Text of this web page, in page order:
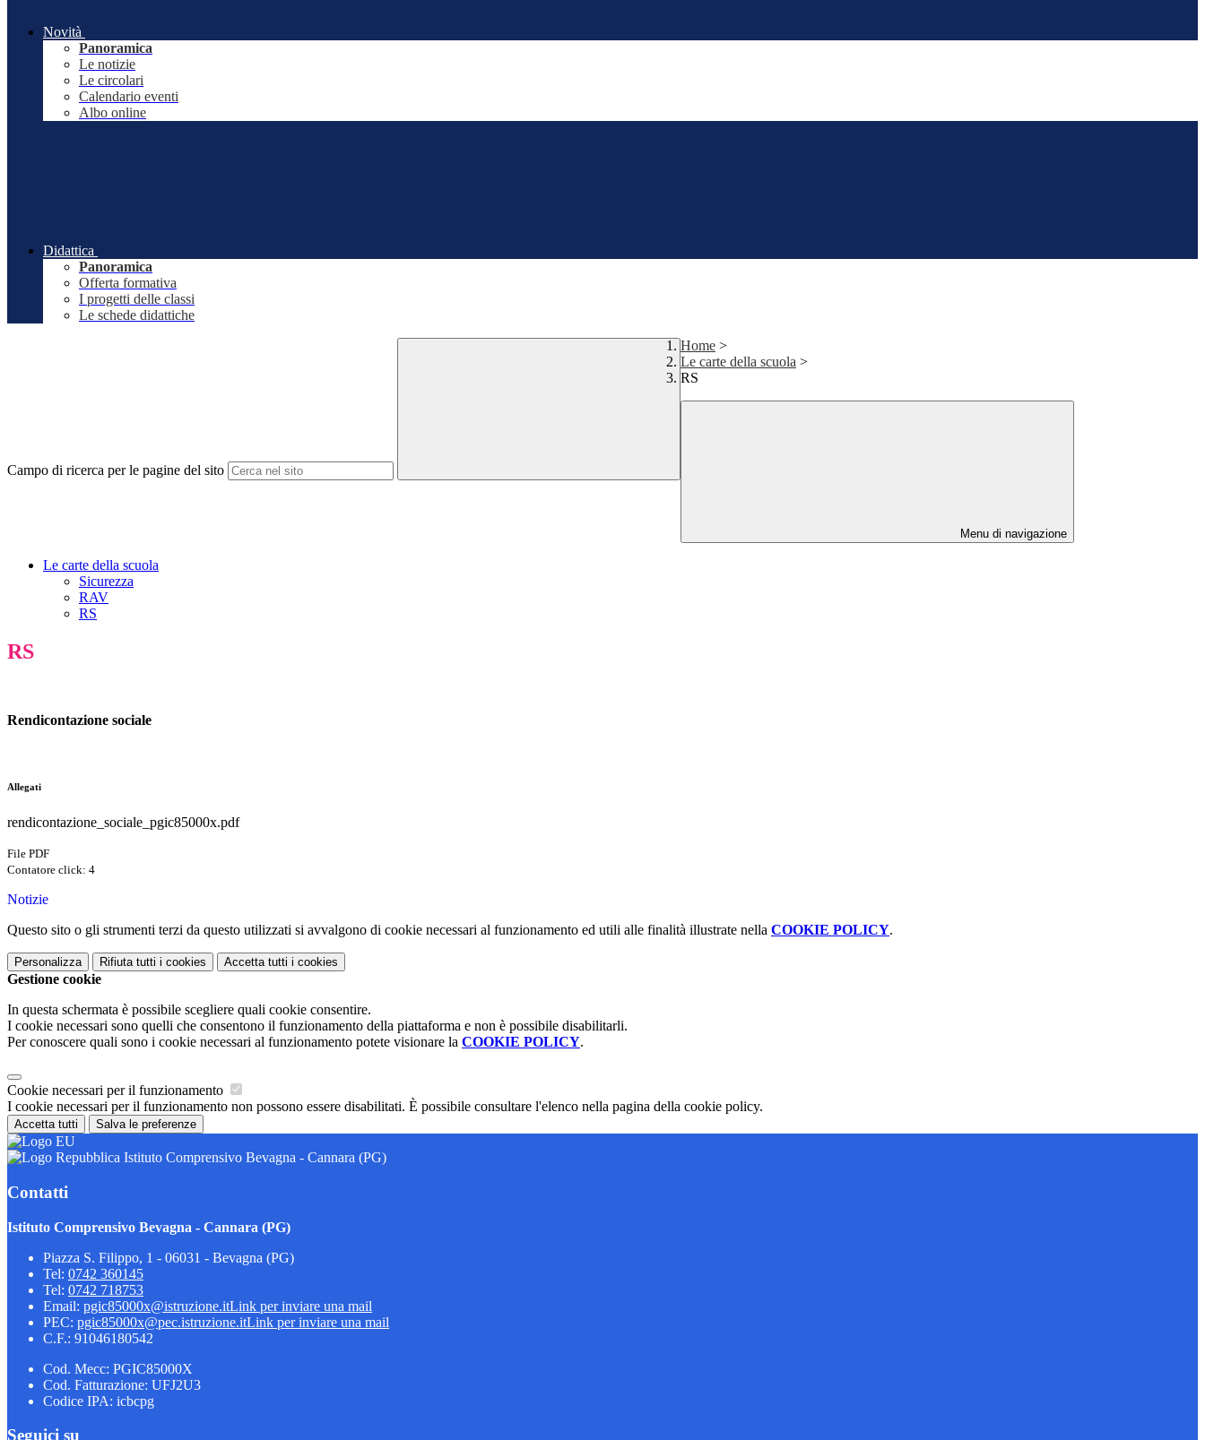
Novità
Panoramica
Le notizie
Le circolari
Calendario eventi
Albo online
Didattica
Panoramica
Offerta formativa
I progetti delle classi
Le schede didattiche
Campo di ricerca per le pagine del sito
Home >
Le carte della scuola >
RS
Menu di navigazione
Le carte della scuola
Sicurezza
RAV
RS
RS
Rendicontazione sociale
Allegati
rendicontazione_sociale_pgic85000x.pdf
File PDF
Contatore click: 4
Notizie
Questo sito o gli strumenti terzi da questo utilizzati si avvalgono di cookie necessari al funzionamento ed utili alle finalità illustrate nella COOKIE POLICY.
Personalizza Rifiuta tutti i cookies Accetta tutti i cookies
Gestione cookie
In questa schermata è possibile scegliere quali cookie consentire.
I cookie necessari sono quelli che consentono il funzionamento della piattaforma e non è possibile disabilitarli.
Per conoscere quali sono i cookie necessari al funzionamento potete visionare la COOKIE POLICY.
Cookie necessari per il funzionamento
I cookie necessari per il funzionamento non possono essere disabilitati. È possibile consultare l'elenco nella pagina della cookie policy.
Accetta tutti Salva le preferenze
Istituto Comprensivo Bevagna - Cannara (PG)
Contatti
Istituto Comprensivo Bevagna - Cannara (PG)
Piazza S. Filippo, 1 - 06031 - Bevagna (PG)
Tel: 0742 360145
Tel: 0742 718753
Email: pgic85000x@istruzione.itLink per inviare una mail
PEC: pgic85000x@pec.istruzione.itLink per inviare una mail
C.F.: 91046180542
Cod. Mecc: PGIC85000X
Cod. Fatturazione: UFJ2U3
Codice IPA: icbcpg
Seguici su